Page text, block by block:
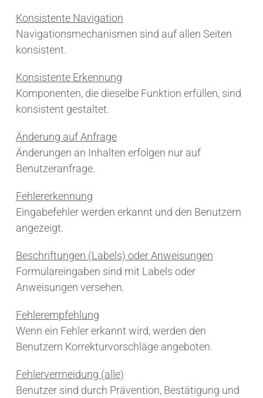
Konsistente Navigation
Navigationsmechanismen sind auf allen Seiten
konsistent.
Konsistente Erkennung
Komponenten, die dieselbe Funktion erfüllen, sind
konsistent gestaltet.
Änderung auf Anfrage
Änderungen an Inhalten erfolgen nur auf
Benutzeranfrage.
Fehlererkennung
Eingabefehler werden erkannt und den Benutzern
angezeigt.
Beschriftungen (Labels) oder Anweisungen
Formulareingaben sind mit Labels oder
Anweisungen versehen.
Fehlerempfehlung
Wenn ein Fehler erkannt wird, werden den
Benutzern Korrekturvorschläge angeboten.
Fehlervermeidung (alle)
Benutzer sind durch Prävention, Bestätigung und